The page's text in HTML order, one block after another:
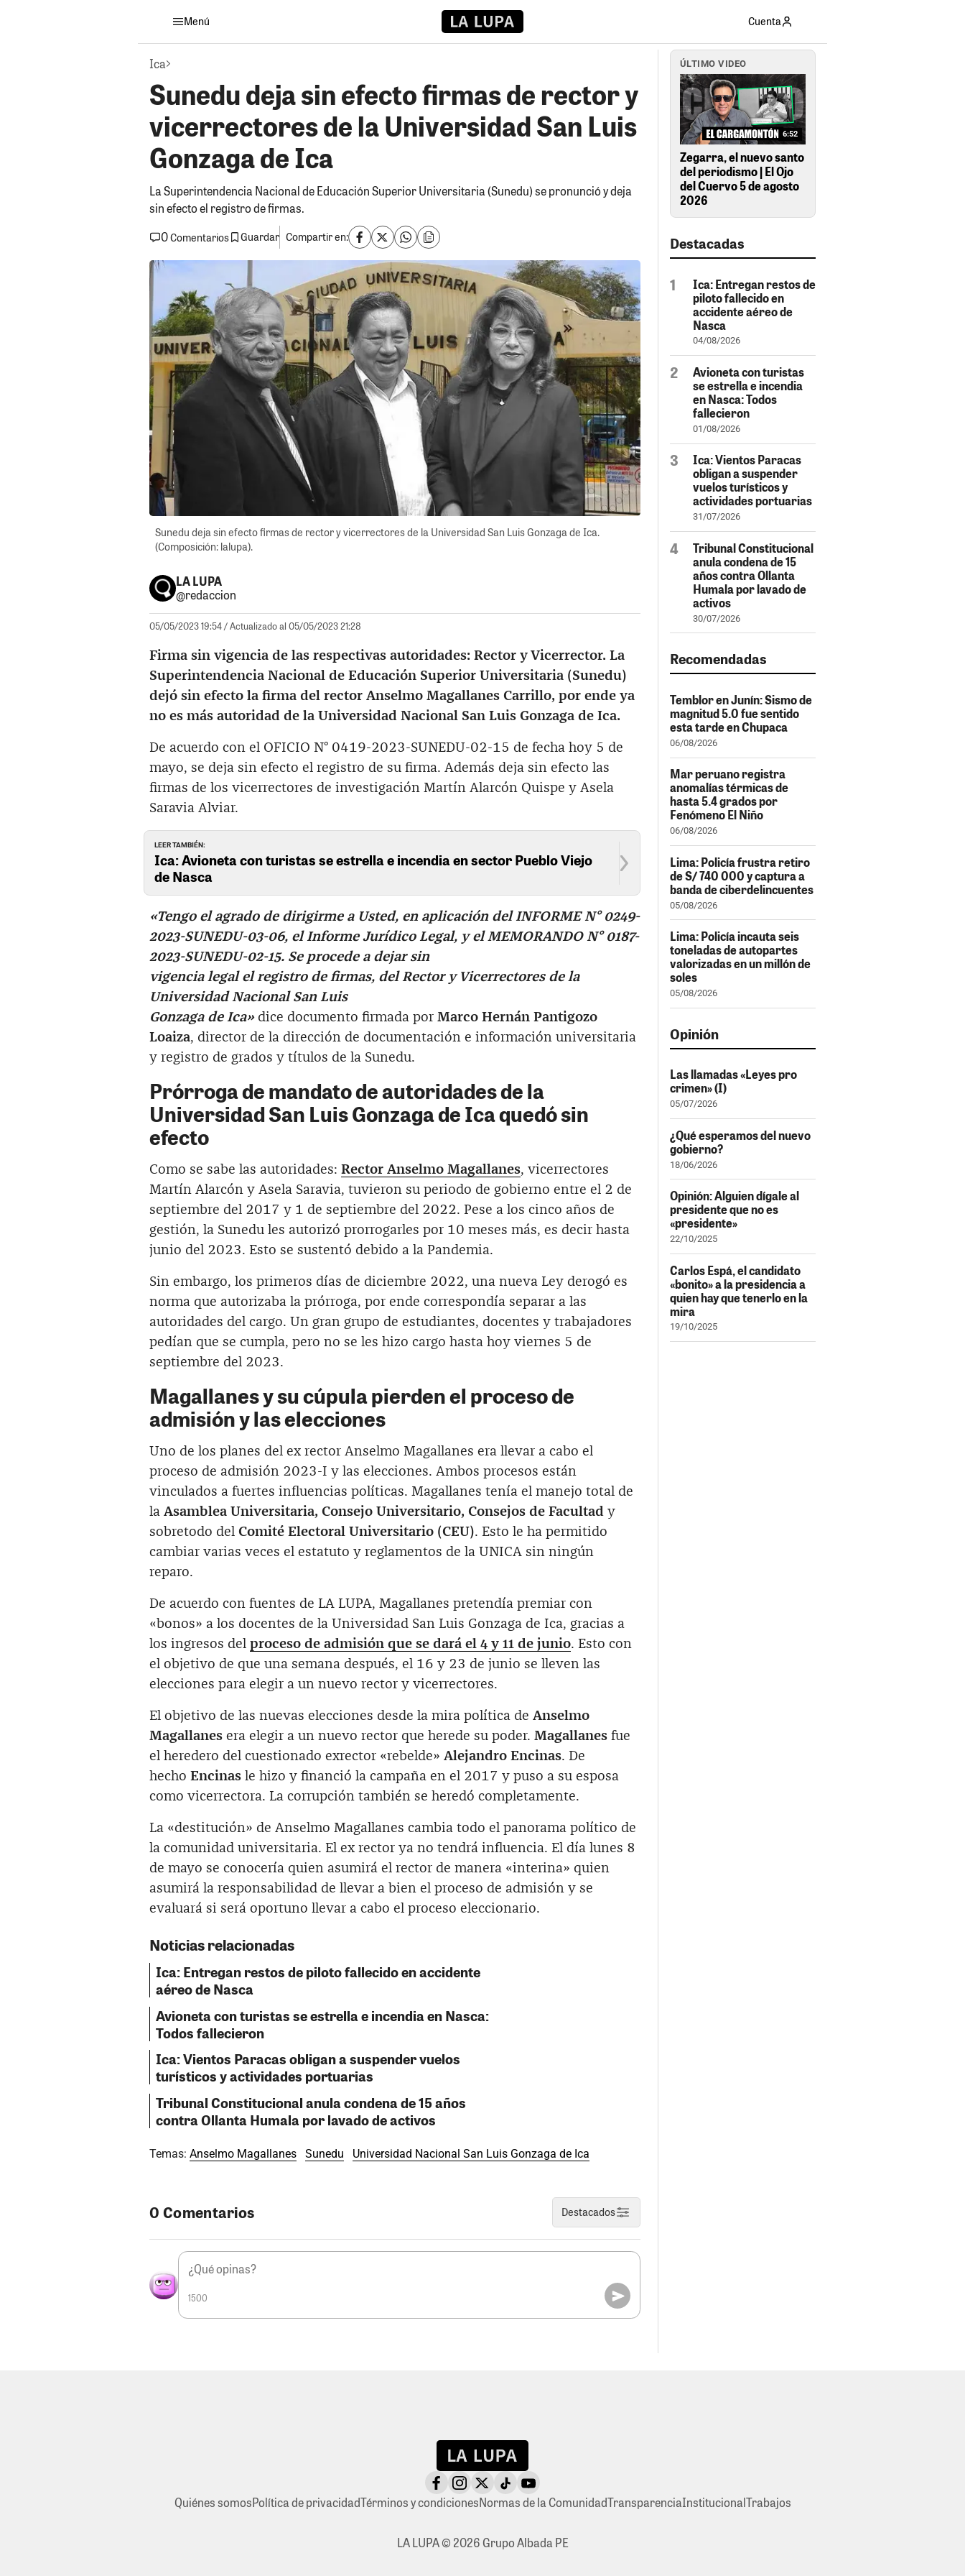
Menú Cuenta
Ica
Sunedu deja sin efecto firmas de rector y
vicerrectores de la Universidad San Luis
Gonzaga de Ica
La Superintendencia Nacional de Educación Superior Universitaria (Sunedu) se pronunció y deja
sin efecto el registro de firmas.
0Comentarios Guardar Compartir en:
Sunedu deja sin efecto firmas de rector y vicerrectores de la Universidad San Luis Gonzaga de Ica.
(Composición: lalupa).
LA LUPA
@redaccion
05/05/2023 19:54/ Actualizado al 05/05/2023 21:28
Firma sin vigencia de las respectivas autoridades: Rector y Vicerrector. La
Superintendencia Nacional de Educación Superior Universitaria (Sunedu)
dejó sin efecto la firma del rector Anselmo Magallanes Carrillo, por ende ya
no es más autoridad de la Universidad Nacional San Luis Gonzaga de Ica.
De acuerdo con el OFICIO N° 0419-2023-SUNEDU-02-15 de fecha hoy 5 de
mayo, se deja sin efecto el registro de su firma. Además deja sin efecto las
firmas de los vicerrectores de investigación Martín Alarcón Quispe y Asela
Saravia Alviar.
LEER TAMBIÉN:
Ica: Avioneta con turistas se estrella e incendia en sector Pueblo Viejo
de Nasca
«Tengo el agrado de dirigirme a Usted, en aplicación del INFORME N° 0249-
2023-SUNEDU-03-06, el Informe Jurídico Legal, y el MEMORANDO N° 0187-
2023-SUNEDU-02-15. Se procede a dejar sin
vigencia legal el registro de firmas, del Rector y Vicerrectores de la
Universidad Nacional San Luis
Gonzaga de Ica» dice documento firmada por Marco Hernán Pantigozo
Loaiza, director de la dirección de documentación e información universitaria
y registro de grados y títulos de la Sunedu.
Prórroga de mandato de autoridades de la
Universidad San Luis Gonzaga de Ica quedó sin
efecto
Como se sabe las autoridades: Rector Anselmo Magallanes, vicerrectores
Martín Alarcón y Asela Saravia, tuvieron su periodo de gobierno entre el 2 de
septiembre del 2017 y 1 de septiembre del 2022. Pese a los cinco años de
gestión, la Sunedu les autorizó prorrogarles por 10 meses más, es decir hasta
junio del 2023. Esto se sustentó debido a la Pandemia.
Sin embargo, los primeros días de diciembre 2022, una nueva Ley derogó es
norma que autorizaba la prórroga, por ende correspondía separar a las
autoridades del cargo. Un gran grupo de estudiantes, docentes y trabajadores
pedían que se cumpla, pero no se les hizo cargo hasta hoy viernes 5 de
septiembre del 2023.
Magallanes y su cúpula pierden el proceso de
admisión y las elecciones
Uno de los planes del ex rector Anselmo Magallanes era llevar a cabo el
proceso de admisión 2023-I y las elecciones. Ambos procesos están
vinculados a fuertes influencias políticas. Magallanes tenía el manejo total de
la Asamblea Universitaria, Consejo Universitario, Consejos de Facultad y
sobretodo del Comité Electoral Universitario (CEU). Esto le ha permitido
cambiar varias veces el estatuto y reglamentos de la UNICA sin ningún
reparo.
De acuerdo con fuentes de LA LUPA, Magallanes pretendía premiar con
«bonos» a los docentes de la Universidad San Luis Gonzaga de Ica, gracias a
los ingresos del proceso de admisión que se dará el 4 y 11 de junio. Esto con
el objetivo de que una semana después, el 16 y 23 de junio se lleven las
elecciones para elegir a un nuevo rector y vicerrectores.
El objetivo de las nuevas elecciones desde la mira política de Anselmo
Magallanes era elegir a un nuevo rector que herede su poder. Magallanes fue
el heredero del cuestionado exrector «rebelde» Alejandro Encinas. De
hecho Encinas le hizo y financió la campaña en el 2017 y puso a su esposa
como vicerrectora. La corrupción también se heredó completamente.
La «destitución» de Anselmo Magallanes cambia todo el panorama político de
la comunidad universitaria. El ex rector ya no tendrá influencia. El día lunes 8
de mayo se conocería quien asumirá el rector de manera «interina» quien
asumirá la responsabilidad de llevar a bien el proceso de admisión y se
evaluará si será oportuno llevar a cabo el proceso eleccionario.
Noticias relacionadas
Ica: Entregan restos de piloto fallecido en accidente
aéreo de Nasca
Avioneta con turistas se estrella e incendia en Nasca:
Todos fallecieron
Ica: Vientos Paracas obligan a suspender vuelos
turísticos y actividades portuarias
Tribunal Constitucional anula condena de 15 años
contra Ollanta Humala por lavado de activos
Temas: Anselmo Magallanes Sunedu Universidad Nacional San Luis Gonzaga de Ica
0 Comentarios Destacados
1500
ÚLTIMO VIDEO
6:52
Zegarra, el nuevo santo
del periodismo | El Ojo
del Cuervo 5 de agosto
2026
Destacadas
Ica: Entregan restos de
piloto fallecido en
accidente aéreo de
Nasca
04/08/2026
Avioneta con turistas
se estrella e incendia
en Nasca: Todos
fallecieron
01/08/2026
Ica: Vientos Paracas
obligan a suspender
vuelos turísticos y
actividades portuarias
31/07/2026
Tribunal Constitucional
anula condena de 15
años contra Ollanta
Humala por lavado de
activos
30/07/2026
Recomendadas
Temblor en Junín: Sismo de
magnitud 5.0 fue sentido
esta tarde en Chupaca
06/08/2026
Mar peruano registra
anomalías térmicas de
hasta 5.4 grados por
Fenómeno El Niño
06/08/2026
Lima: Policía frustra retiro
de S/ 740 000 y captura a
banda de ciberdelincuentes
05/08/2026
Lima: Policía incauta seis
toneladas de autopartes
valorizadas en un millón de
soles
05/08/2026
Opinión
Las llamadas «Leyes pro
crimen» (I)
05/07/2026
¿Qué esperamos del nuevo
gobierno?
18/06/2026
Opinión: Alguien dígale al
presidente que no es
«presidente»
22/10/2025
Carlos Espá, el candidato
«bonito» a la presidencia a
quien hay que tenerlo en la
mira
19/10/2025
Quiénes somosPolítica de privacidadTérminos y condicionesNormas de la ComunidadTransparenciaInstitucionalTrabajos
LA LUPA © 2026 Grupo Albada PE